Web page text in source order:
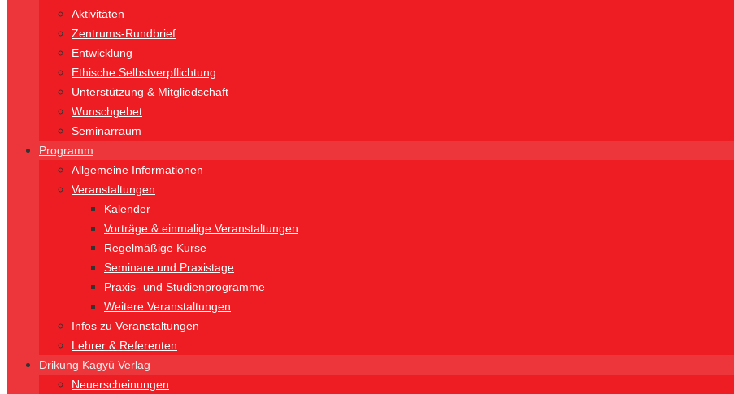
Aktivitäten
Zentrums-Rundbrief
Entwicklung
Ethische Selbstverpflichtung
Unterstützung & Mitgliedschaft
Wunschgebet
Seminarraum
Programm
Allgemeine Informationen
Veranstaltungen
Kalender
Vorträge & einmalige Veranstaltungen
Regelmäßige Kurse
Seminare und Praxistage
Praxis- und Studienprogramme
Weitere Veranstaltungen
Infos zu Veranstaltungen
Lehrer & Referenten
Drikung Kagyü Verlag
Neuerscheinungen